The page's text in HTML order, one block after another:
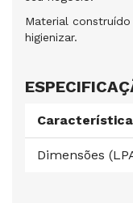
Material
higienizar.
Dimensões